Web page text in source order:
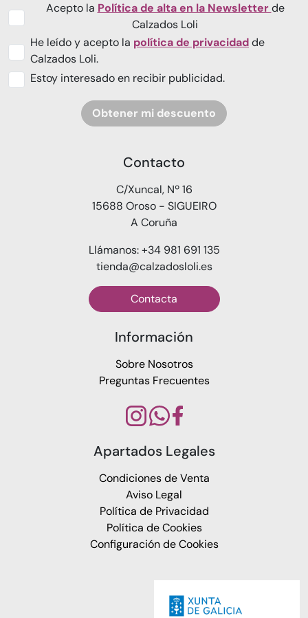
Acepto la Política de alta en la Newsletterde
Calzados Loli
He leído y acepto la política de privacidadde
Calzados Loli.
Estoy interesado en recibir publicidad.
Obtener mi descuento
Contacto
C/Xuncal, Nº 16
15688 Oroso - SIGUEIRO
A Coruña
Llámanos: +34 981 691 135
tienda@calzadosloli.es
Contacta
Información
Sobre Nosotros
Preguntas Frecuentes
Apartados Legales
Condiciones de Venta
Aviso Legal
Política de Privacidad
Política de Cookies
Configuración de Cookies